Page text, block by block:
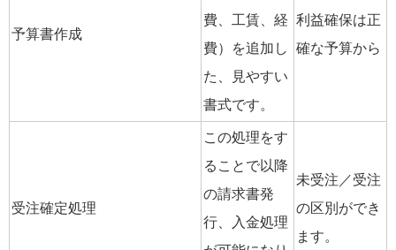
予算書作成
費、工賃、経
費）を追加し
た、見やすい
書式です。
利益確保は正
確な予算から
受注確定処理
この処理をす
ることで以降
の請求書発
行、入金処理
未受注／受注
の区別ができ
ます。